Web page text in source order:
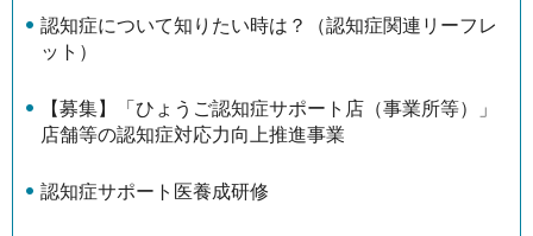
認知症について知りたい時は？（認知症関連リーフレ
ット）
【募集】「ひょうご認知症サポート店（事業所等）」
店舗等の認知症対応力向上推進事業
認知症サポート医養成研修